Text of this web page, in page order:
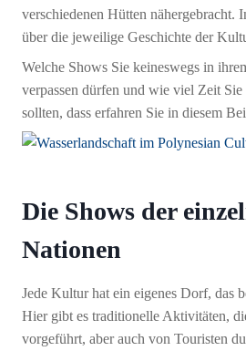
verschiedenen Hütten nähergebracht.
über die jeweilige Geschichte der
Welche Shows Sie keineswegs in
verpassen dürfen und wie viel Zeit
sollten, dass erfahren Sie in diesem
Die Shows der
Nationen
Jede Kultur hat ein eigenes Dorf, das
Hier gibt es traditionelle Aktivitäten,
vorgeführt, aber auch von Touristen